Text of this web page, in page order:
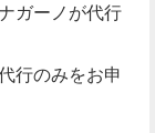
ガーノが代行
行のみをお申